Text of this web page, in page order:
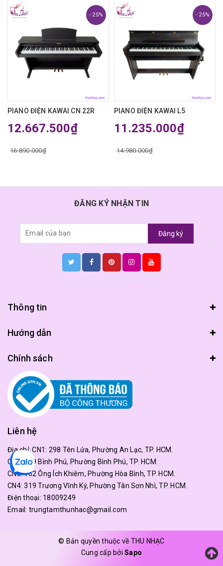
- 25%
PIANO ĐIỆN KAWAI CN 22R
12.667.500₫
16.890.000₫
- 25%
PIANO ĐIỆN KAWAI L5
11.235.000₫
14.980.000₫
ĐĂNG KÝ NHẬN TIN
Đăng ký
Thông tin
Hướng dẫn
Chính sách
Liên hệ
Địa chỉ:CN1: 298 Tên Lửa, Phường An Lạc, TP. HCM.
CN2: 179 Bình Phú, Phường Bình Phú, TP. HCM.
CN3: 162 Ông Ích Khiêm, Phường Hòa Bình, TP. HCM.
CN4: 319 Trương Vĩnh Ký, Phường Tân Sơn Nhì, TP. HCM.
Điện thoại: 18009249
Email: trungtamthunhac@gmail.com
© Bản quyền thuộc về THU NHẠC
Cung cấp bởiSapo